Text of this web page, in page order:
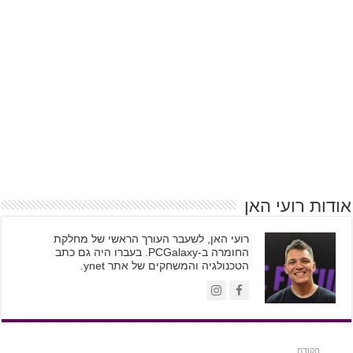
אודות רועי האן
רועי האן, לשעבר העורך הראשי של מחלקת
החומרה ב-PCGalaxy. בעברו היה גם כתב
הטכנולגיה והמשחקים של אתר ynet.
הקודם